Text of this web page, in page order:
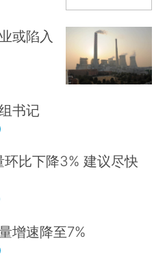
或陷入
书记
比下降3% 建议尽快
增速降至7%